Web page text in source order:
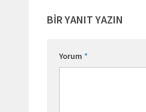
BIR YANIT YAZIN
Yorum *